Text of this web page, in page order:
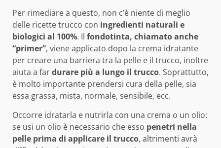
Per rimediare a questo, non c’è niente di meglio
delle ricette trucco con ingredienti naturali e
biologici al 100%. Il fondotinta, chiamato anche
“primer”, viene applicato dopo la crema idratante
per creare una barriera tra la pelle e il trucco, inoltre
aiuta a fardurare più a lungo il trucco. Soprattutto,
è molto importante prendersi cura della pelle, sia
essa grassa, mista, normale, sensibile, ecc.
Occorre idratarla e nutrirla con una crema o un olio:
se usi un olio è necessario che esso penetri nella
pelle prima di applicare il trucco, altrimenti avrà